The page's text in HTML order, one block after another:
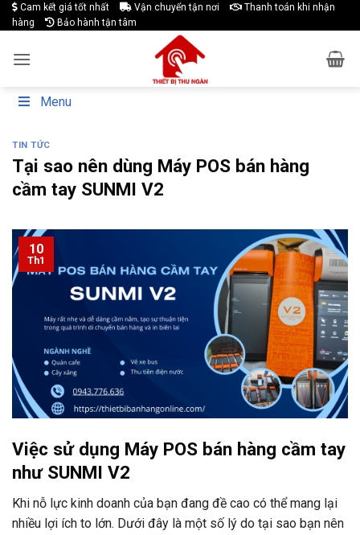
Skip
to
Cam kết giá tốt nhất Vận chuyển tận nơi
Thanh toán khi nhận
hàng
Bảo hành tận tâm
Menu
TIN TỨC
Tại sao nên dùng Máy POS bán hàng
cầm tay SUNMI V2
10
Th1
Việc sử dụng Máy POS bán hàng cầm tay
như SUNMI V2
Khi nỗ lực kinh doanh của bạn đang đề cao có thể mang lại
nhiều lợi ích to lớn. Dưới đây là một số lý do tại sao bạn nên